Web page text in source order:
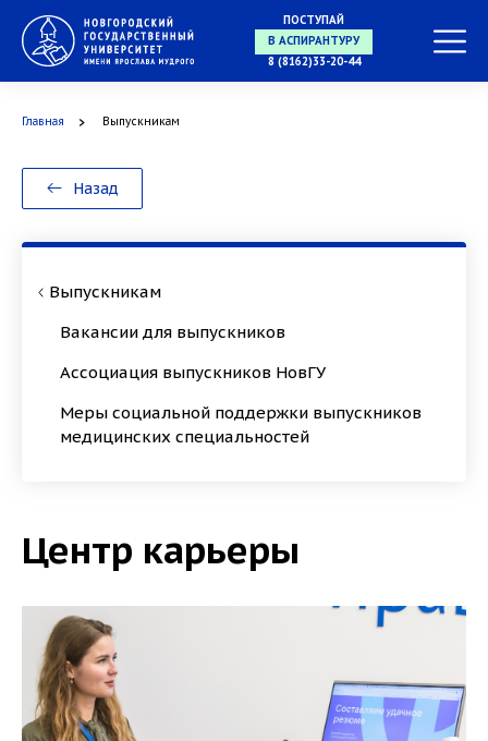
ПОСТУПАЙ
В МАГИСТРАТУРУ
В ОРДИНАТУРУ
8 (8162)33-20-44
Главная Выпускникам
Назад
Выпускникам
Вакансии для выпускников
Ассоциация выпускников НовГУ
Меры социальной поддержки выпускников
медицинских специальностей
Центр карьеры